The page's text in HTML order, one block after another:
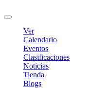
Ver
Calendario
Eventos
Clasificaciones
Noticias
Tienda
Blogs